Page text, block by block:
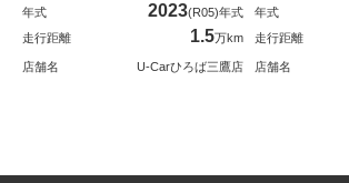
年式 2023(R05)年式
走行距離
1.5万km
店舗名 U-Carひろば三鷹店
年式
走行距離
店舗名